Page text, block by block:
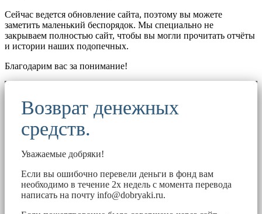
Сейчас ведется обновление сайта, поэтому вы можете
заметить маленький беспорядок. Мы специально не
закрываем полностью сайт, чтобы вы могли прочитать отчёты
и истории наших подопечных.
Благодарим вас за понимание!
Возврат денежных
средств.
Уважаемые добряки!
Если вы ошибочно перевели деньги в фонд вам
необходимо в течение 2х недель с момента перевода
написать на почту info@dobryaki.ru.